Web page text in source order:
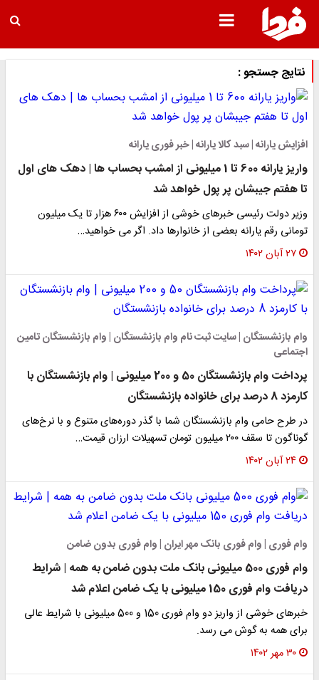
نتایج جستجو :
افزایش یارانه | سبد کالا یارانه | خبر فوری یارانه
واریز یارانه 600 تا 1 میلیونی از امشب بحساب ها | دهک های اول
تا هفتم جیبشان پر پول خواهد شد
وزیر دولت رئیسی خبرهای خوشی از افزایش ۶۰۰ هزار تا یک میلیون
تومانی رقم یارانه بعضی از خانوارها داد. اگر می خواهید…
۲۷ آبان ۱۴۰۲
وام بازنشستگان | سایت ثبت نام وام بازنشستگان | وام بازنشستگان تامین
اجتماعی
پرداخت وام بازنشستگان 50 و 200 میلیونی | وام بازنشستگان با
کارمزد 8 درصد برای خانواده بازنشستگان
در طرح حامی وام بازنشستگان شما با گذر دوره‌های متنوع و با نرخ‌های
گوناگون تا سقف ۲۰۰ میلیون تومان تسهیلات ارزان قیمت…
۲۴ آبان ۱۴۰۲
وام فوری | وام فوری بانک مهر ایران | وام فوری بدون ضامن
وام فوری 500 میلیونی بانک ملت بدون ضامن به همه | شرایط
دریافت وام فوری 150 میلیونی با یک ضامن اعلام شد
خبرهای خوشی از واریز دو وام فوری 150 و 500 میلیونی با شرایط عالی
برای همه به گوش می رسد.
۳۰ مهر ۱۴۰۲